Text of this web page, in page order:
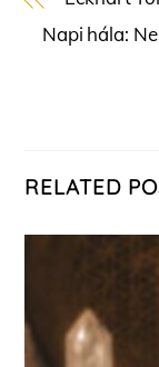
Napi hála:
RELATED